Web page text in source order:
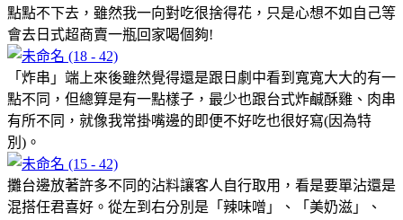
點點不下去，雖然我一向對吃很捨得花，只是心想不如自己等
會去日式超商賣一瓶回家喝個夠!
「炸串」端上來後雖然覺得還是跟日劇中看到寬寬大大的有一
點不同，但總算是有一點樣子，最少也跟台式炸鹹酥雞、肉串
有所不同，就像我常掛嘴邊的即便不好吃也很好寫(因為特
別)。
攤台邊放著許多不同的沾料讓客人自行取用，看是要單沾還是
混搭任君喜好。從左到右分別是「辣味噌」、「美奶滋」、